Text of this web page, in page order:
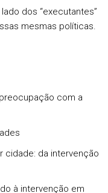
dos “executantes”
mesmas políticas.
com a
cidade: da intervenção
à intervenção em